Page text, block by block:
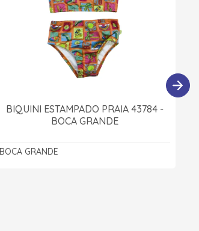
BIQUINI ESTAMPADO PRAIA 43784 -
BOCA GRANDE
BOCA GRANDE